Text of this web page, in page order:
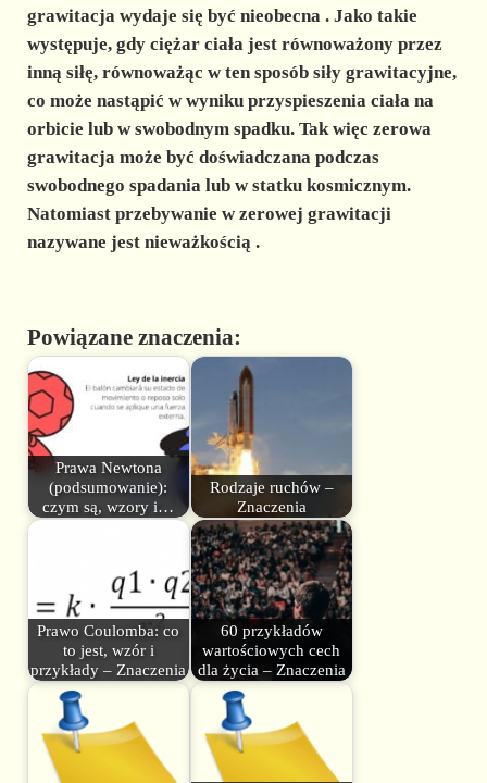
grawitacja wydaje się być nieobecna. Jako takie
występuje, gdy ciężar ciała jest równoważony przez
inną siłę, równoważąc w ten sposób siły grawitacyjne,
co może nastąpić w wyniku przyspieszenia ciała na
orbicie lub w swobodnym spadku. Tak więc zerowa
grawitacja może być doświadczana podczas
swobodnego spadania lub w statku kosmicznym.
Natomiast przebywanie w zerowej grawitacji
nazywane jestnieważkością.
Powiązane znaczenia:
Prawa Newtona
(podsumowanie):
czym są, wzory i…
Rodzaje ruchów –
Znaczenia
Prawo Coulomba: co
to jest, wzór i
przykłady – Znaczenia
60 przykładów
wartościowych cech
dla życia – Znaczenia